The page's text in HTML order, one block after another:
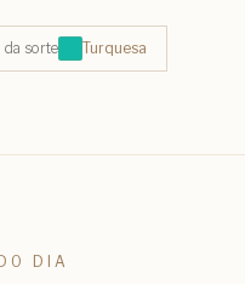
da sorte Turquesa
DIA